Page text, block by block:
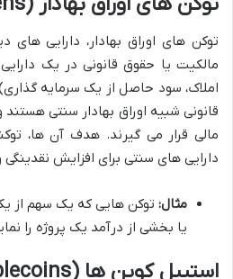
توکن های اوراق بهادار، دارایی های
مالکیت یا حقوق قانونی در یک
املاک، سود حاصل از یک سرمایه
قانونی شبیه اوراق بهادار سنتی
مالی قرار می گیرند. هدف آن ها،
دارایی های سنتی برای افزایش
مثال: توکن هایی که یک سهم از
یا بخشی از درآمد یک پروژه را
استیبل کوین ها (Stablecoins)